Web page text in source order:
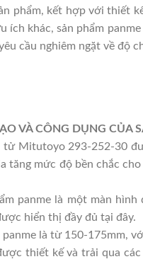
phẩm, kết hợp với thiết
ích khác, sản phẩm
cầu nghiêm ngặt về độ
VÀ CÔNG DỤNG
tử Mitutoyo 293-252-30
tăng mức độ bền chắc
panme là một màn
hiển thị đầy đủ tại đây.
là từ 150-175mm,
thiết kế và trải qua